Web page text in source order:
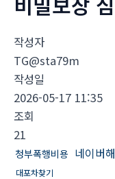
작성자
TG@sta79m
작성일
2026-05-17 11:35
조회
21
청부폭행비용 네이버
대포차찾기